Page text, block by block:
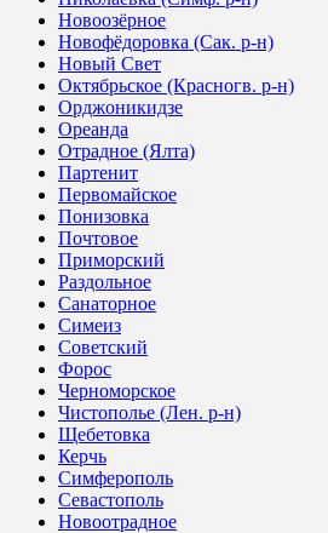
Новоозёрное
Новофёдоровка (Сак. р-н)
Новый Свет
Октябрьское (Красногв. р-н)
Орджоникидзе
Ореанда
Отрадное (Ялта)
Партенит
Первомайское
Понизовка
Почтовое
Приморский
Раздольное
Санаторное
Симеиз
Советский
Форос
Черноморское
Чистополье (Лен. р-н)
Щебетовка
Керчь
Симферополь
Севастополь
Новоотрадное